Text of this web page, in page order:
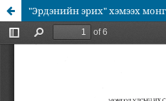
"Эрдэнийн эрих" хэмээх